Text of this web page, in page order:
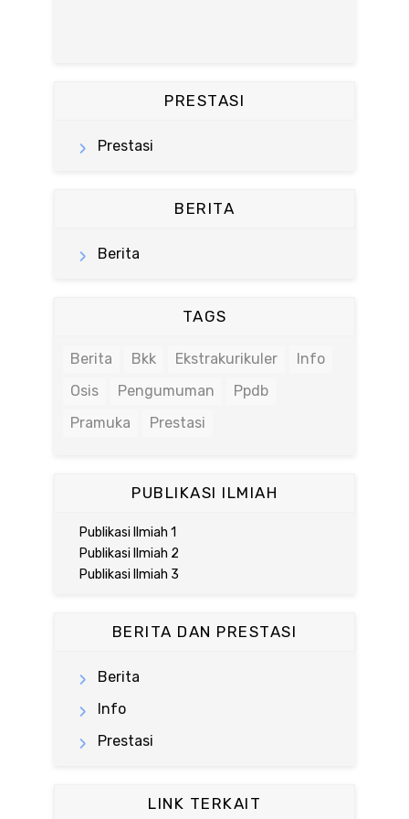
PRESTASI
Prestasi
BERITA
Berita
TAGS
Berita Bkk Ekstrakurikuler
Info
Osis
Pengumuman
Ppdb
Pramuka
Prestasi
PUBLIKASI ILMIAH
Publikasi Ilmiah 1
Publikasi Ilmiah 2
Publikasi Ilmiah 3
BERITA DAN PRESTASI
Berita
Info
Prestasi
LINK TERKAIT